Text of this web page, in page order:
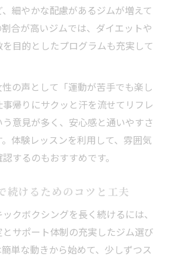
細やかな配慮があるジムが増えて
合が高いジムでは、ダイエットや
目的としたプログラムも充実して
の声として「運動が苦手でも楽し
帰りにサクッと汗を流せてリフレ
意見が多く、安心感と通いやすさ
体験レッスンを利用して、雰囲気
するのもおすすめです。
続けるためのコツと工夫
クボクシングを長く続けるには、
サポート体制の充実したジム選び
単な動きから始めて、少しずつス